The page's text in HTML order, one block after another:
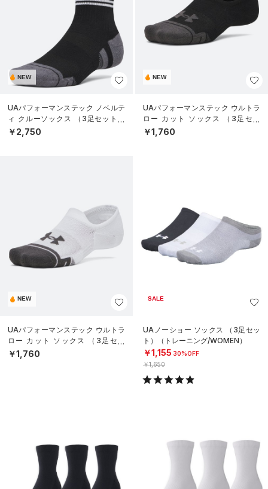
NEW
UAパフォーマンステック ノベルテ
ィ クルーソックス （3足セット）
（トレーニング/UNISEX）
￥2,750
NEW
UAパフォーマンステック ウルトラ
ロー カット ソックス （3足セッ
ト）（トレーニング/UNISEX）
￥1,760
NEW
UAパフォーマンステック ウルトラ
ロー カット ソックス （3足セッ
ト）（トレーニング/UNISEX）
￥1,760
SALE
UAノーショー ソックス （3足セッ
ト）（トレーニング/WOMEN）
￥1,155 30%OFF
￥1,650